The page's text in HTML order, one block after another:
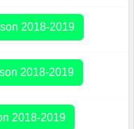
2018-2019
2018-2019
2018-2019